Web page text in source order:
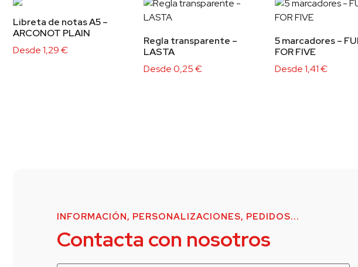
Libreta de notas A5 –
ARCONOT PLAIN
Desde1,29€
Regla transparente –
LASTA
Desde0,25€
5 marcadores –
FOR FIVE
Desde1,41€
INFORMACIÓN, PERSONALIZACIONES, PEDIDOS...
Contacta con nosotros